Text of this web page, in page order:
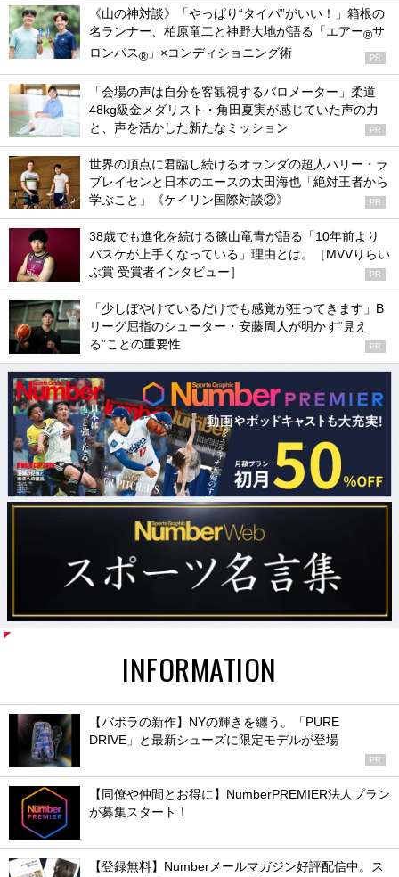
《山の神対談》「やっぱり“タイパ”がいい！」箱根の
名ランナー、柏原竜二と神野大地が語る「エアー®サ
ロンパス® 」×コンディショニング術 PR
「会場の声は自分を客観視するバロメーター」柔道
48kg級金メダリスト・角田夏実が感じていた声の力
と、声を活かした新たなミッション
PR
世界の頂点に君臨し続けるオランダの超人ハリー・ラ
ブレイセンと日本のエースの太田海也「絶対王者から
学ぶこと」《ケイリン国際対談②》
PR
38歳でも進化を続ける篠山竜青が語る「10年前より
バスケが上手くなっている」理由とは。［MVVりらい
ぶ賞 受賞者インタビュー］
PR
「少しぼやけているだけでも感覚が狂ってきます」B
リーグ屈指のシューター・安藤周人が明かす“見え
る”ことの重要性
PR
INFORMATION
【バボラの新作】NYの輝きを纏う。「PURE
DRIVE」と最新シューズに限定モデルが登場
PR
【同僚や仲間とお得に】NumberPREMIER法人プラン
が募集スタート！
【登録無料】Numberメールマガジン好評配信中。ス